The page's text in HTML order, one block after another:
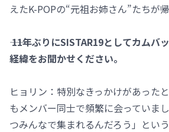
えたK-POPの“元祖お姉さん”たちが帰
―― 11年ぶりにSISTAR19としてカムバ
経緯をお聞かせください。
ヒョリン：特別なきっかけがあった
もメンバー同士で頻繁に会っていま
つみんなで集まれるんだろう」とい